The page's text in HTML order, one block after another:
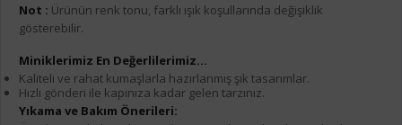
Not : Ürünün renk tonu, farklı ışık koşullarında değişiklik
gösterebilir.
Miniklerimiz En Değerlilerimiz...
Kaliteli ve rahat kumaşlarla hazırlanmış şık tasarımlar.
Hızlı gönderi ile kapınıza kadar gelen tarzınız.
Yıkama ve Bakım Önerileri: